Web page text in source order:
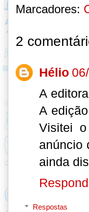
Marcadores:
2
Hélio
A
A
Visitei
anúncio
ainda
Respostas